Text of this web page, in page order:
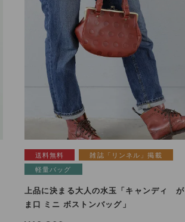
送料無料
雑誌「リンネル」掲載
軽量バッグ
上品に決まる大人の水玉「キャンディ が
ま口 ミニ ボストンバッグ」